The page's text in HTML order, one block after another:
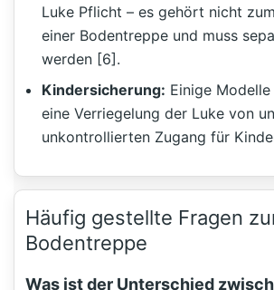
Luke Pflicht – es gehört nicht
einer Bodentreppe und muss
werden [6].
Kindersicherung: Einige
eine Verriegelung der Luke von
unkontrollierten Zugang für
Häufig gestellte Fragen
Bodentreppe
Was ist der Unterschied